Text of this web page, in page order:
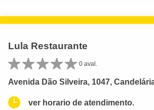
Lula Restaurante
0 aval.
Avenida Dão Silveira, 1047,
ver horario de atendimento.